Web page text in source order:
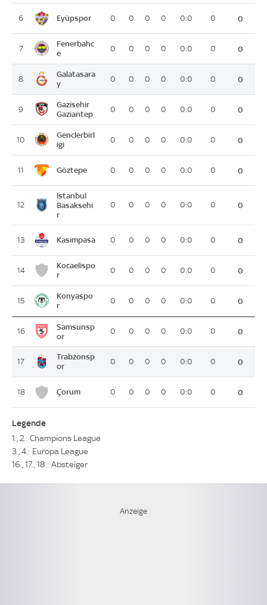
6 Eyüpspor 0 0 0 0 0:0 0 0
7
Fenerbahc
e
0 0 0 0 0:0 0 0
8
Galatasara
y
0 0 0 0 0:0 0 0
9
Gazisehir
Gaziantep
0 0 0 0 0:0 0 0
10
Genclerbirl
igi
0 0 0 0 0:0 0 0
11 Göztepe 0 0 0 0 0:0 0 0
12
Istanbul
Basaksehi
r
0 0 0 0 0:0 0 0
13 Kasimpasa 0 0 0 0 0:0 0 0
14
Kocaelispo
r
0 0 0 0 0:0 0 0
15
Konyaspo
r
0 0 0 0 0:0 0 0
16
Samsunsp
or
0 0 0 0 0:0 0 0
17
Trabzonsp
or
0 0 0 0 0:0 0 0
18 Çorum 0 0 0 0 0:0 0 0
Legende
1., 2.: Champions League
3., 4.: Europa League
16., 17., 18.: Absteiger